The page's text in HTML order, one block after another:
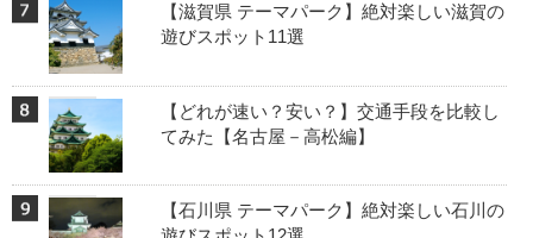
【滋賀県 テーマパーク】絶対楽しい滋賀の
遊びスポット11選
【どれが速い？安い？】交通手段を比較し
てみた【名古屋－高松編】
【石川県 テーマパーク】絶対楽しい石川の